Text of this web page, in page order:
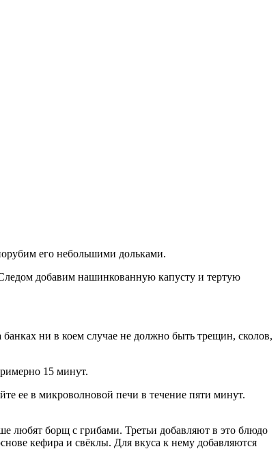
его небольшими дольками.
добавим нашинкованную капусту и тертую
ни в коем случае не должно быть трещин, сколов,
15 минут.
ее в микроволновой печи в течение пяти минут.
любят борщ с грибами. Третьи добавляют в это блюдо
кефира и свёклы. Для вкуса к нему добавляются